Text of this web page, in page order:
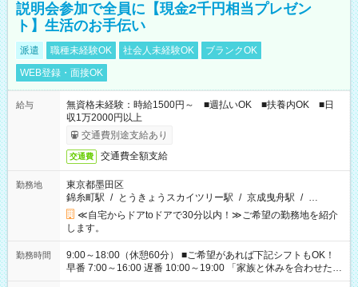
説明会参加で全員に【現金2千円相当プレゼン
ト】生活のお手伝い
派遣 職種未経験OK 社会人未経験OK
ブランクOK
WEB登録・面接OK
給与
無資格未経験：時給1500円～ ■週払いOK ■扶養内OK ■日
収1万2000円以上
交通費別途支給あり
交通費 交通費全額支給
勤務地
東京都墨田区
錦糸町駅 / とうきょうスカイツリー駅 / 京成曳舟駅 / …
≪自宅からドアtoドアで30分以内！≫ご希望の勤務地を紹介
します。
勤務時間
9:00～18:00（休憩60分） ■ご希望があれば下記シフトもOK！
早番 7:00～16:00 遅番 10:00～19:00 「家族と休みを合わせた
い」 「余裕を持って夕飯の準備がしたい」 「できれば残業はし